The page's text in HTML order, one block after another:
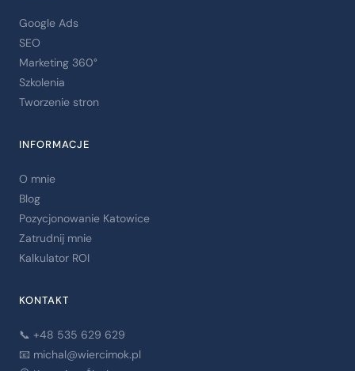
Google Ads
SEO
Marketing 360°
Szkolenia
Tworzenie stron
INFORMACJE
O mnie
Blog
Pozycjonowanie Katowice
Zatrudnij mnie
Kalkulator ROI
KONTAKT
📞 +48 535 629 629
📧 michal@wiercimok.pl